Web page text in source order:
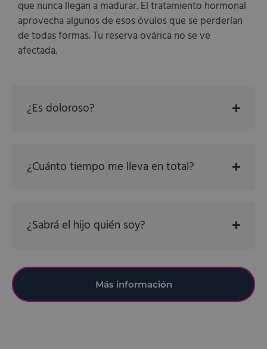
que nunca llegan a madurar. El tratamiento hormonal
aprovecha algunos de esos óvulos que se perderían
de todas formas. Tu reserva ovárica no se ve
afectada.
¿Es doloroso?
¿Cuánto tiempo me lleva en total?
¿Sabrá el hijo quién soy?
Más información